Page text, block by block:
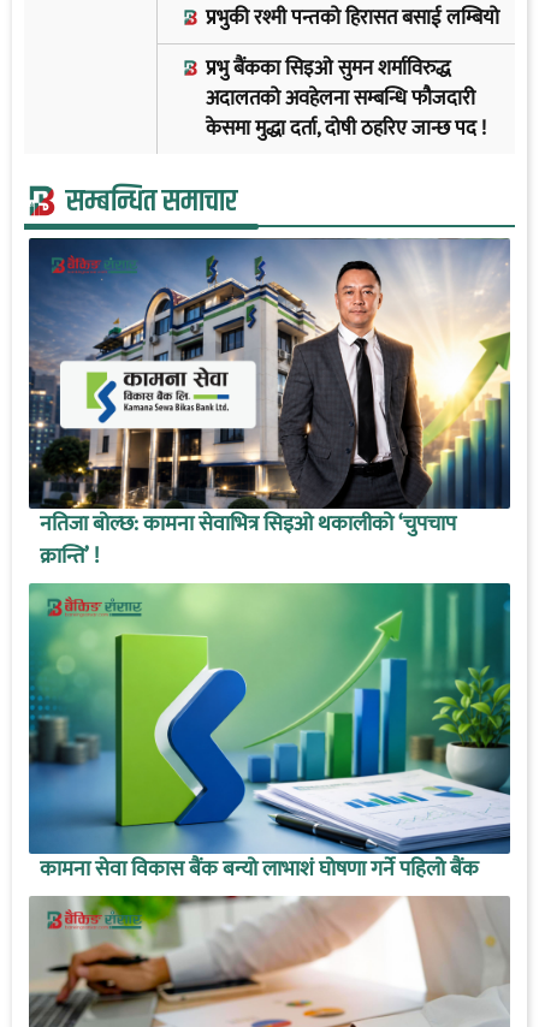
प्रभुकी रश्मी पन्तको हिरासत बसाई लम्बियो
प्रभु बैंकका सिइओ सुमन शर्माविरुद्ध
अदालतको अवहेलना सम्बन्धि फौजदारी
केसमा मुद्धा दर्ता, दोषी ठहरिए जान्छ पद !
सम्बन्धित समाचार
नतिजा बोल्छ: कामना सेवाभित्र सिइओ थकालीको ‘चुपचाप
क्रान्ति’ !
कामना सेवा विकास बैंक बन्यो लाभाशं घोषणा गर्ने पहिलो बैंक